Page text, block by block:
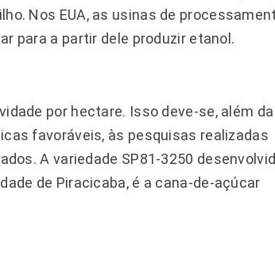
Nos EUA, as usinas de
para a partir dele produzir etanol.
por hectare. Isso deve-se, além da
favoráveis, às pesquisas realizadas
A variedade SP81-3250
de Piracicaba, é a cana-de-açúcar